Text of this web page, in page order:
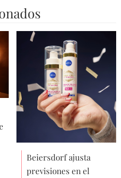
Beiersdorf ajusta
previsiones en el